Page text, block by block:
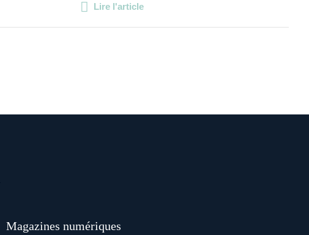
Lire l'article
Magazines numériques